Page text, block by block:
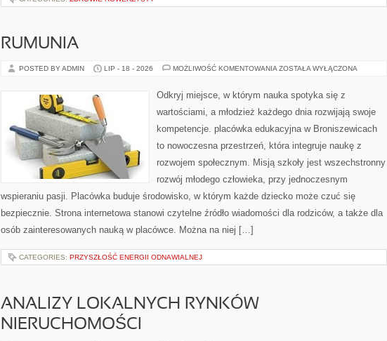
RUMUNIA
POSTED BY ADMIN LIP - 18 - 2026 MOŻLIWOŚĆ KOMENTOWANIA RUMUNIA
ZOSTAŁA WYŁĄCZONA
Odkryj miejsce, w którym nauka spotyka się z
wartościami, a młodzież każdego dnia rozwijają swoje
kompetencje. placówka edukacyjna w Broniszewicach
to nowoczesna przestrzeń, która integruje naukę z
rozwojem społecznym. Misją szkoły jest wszechstronny
rozwój młodego człowieka, przy jednoczesnym
wspieraniu pasji. Placówka buduje środowisko, w którym każde dziecko może czuć się
bezpiecznie. Strona internetowa stanowi czytelne źródło wiadomości dla rodziców, a także dla
osób zainteresowanych nauką w placówce. Można na niej […]
CATEGORIES: PRZYSZŁOŚĆ ENERGII ODNAWIALNEJ
ANALIZY LOKALNYCH RYNKÓW
NIERUCHOMOŚCI